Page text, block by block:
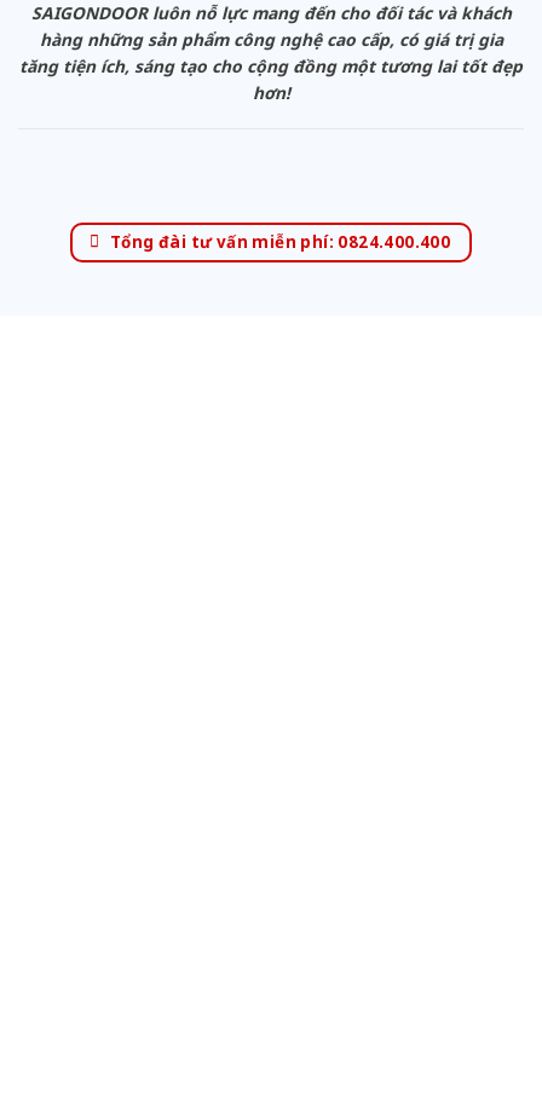
SAIGONDOOR luôn nỗ lực mang đến cho đối tác và khách
hàng những sản phẩm công nghệ cao cấp, có giá trị gia
tăng tiện ích, sáng tạo cho cộng đồng một tương lai tốt đẹp
hơn!
Tổng đài tư vấn miễn phí: 0824.400.400